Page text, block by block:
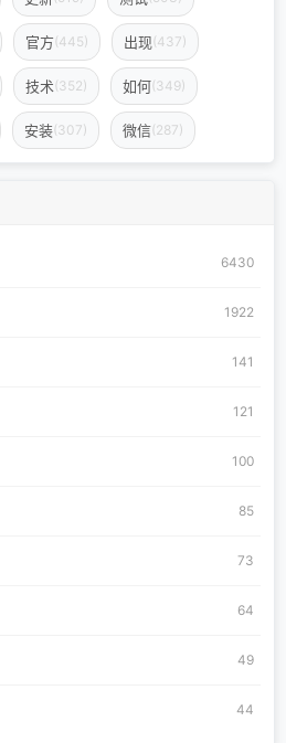
官方(445) 出现(437)
技术(352) 如何(349)
安装(307) 微信(287)
6430
1922
141
121
100
85
73
64
49
44